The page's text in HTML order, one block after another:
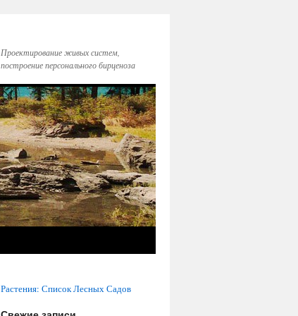
Проектирование живых систем,
построение персонального бирценоза
Растения: Список Лесных Садов